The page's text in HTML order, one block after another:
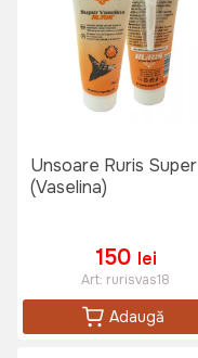
Unsoare Ruris Super
(Vaselina)
150 lei
Art: rurisvas18
Adaugă